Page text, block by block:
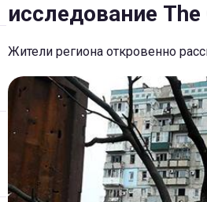
исследование The
Жители региона откровенно